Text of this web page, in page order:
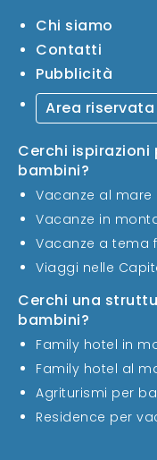
Chi siamo
Contatti
Pubblicità
Area riservata
Cerchi ispirazioni
bambini?
Vacanze al mare
Vacanze in
Vacanze a tema
Viaggi nelle
Cerchi una
bambini?
Family hotel in
Family hotel al
Agriturismi per
Residence per